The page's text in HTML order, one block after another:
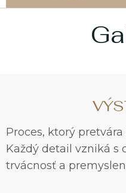
O PROJEKTE
AKO POSTUPOVAŤ?
FAQ
BLOG
Proces, ktorý
Každý detail vzniká s
trvácnosť a